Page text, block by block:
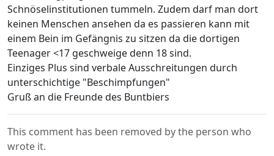
Schnöselinstitutionen tummeln. Zudem darf man dort
keinen Menschen ansehen da es passieren kann mit
einem Bein im Gefängnis zu sitzen da die dortigen
Teenager <17 geschweige denn 18 sind.
Einziges Plus sind verbale Ausschreitungen durch
unterschichtige "Beschimpfungen"
Gruß an die Freunde des Buntbiers
This comment has been removed by the person who
wrote it.